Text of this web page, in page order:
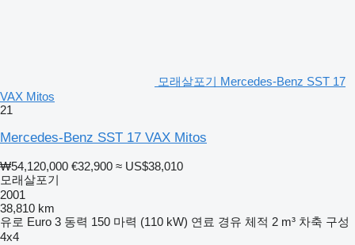
모래살포기 Mercedes-Benz SST 17
VAX Mitos
21
Mercedes-Benz SST 17 VAX Mitos
₩54,120,000 €32,900 ≈ US$38,010
모래살포기
2001
38,810 km
유로 Euro 3 동력 150 마력 (110 kW) 연료 경유 체적 2 m³ 차축 구성
4x4